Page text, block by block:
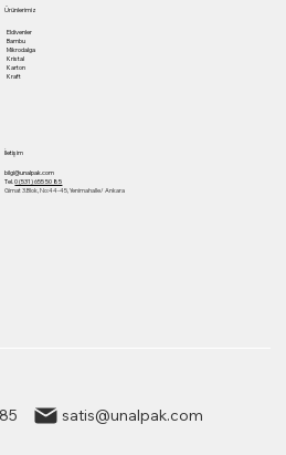
Ürünlerimiz
Eldivenler
Bambu
Mikrodalga
Kristal
Karton
Kraft
İletişim
bilgi@unalpak.com
Tel.0 (531) 655 50 85
Gimat 3.Blok, No:44-45, Yenimahalle/ Ankara
satis@unalpak.com